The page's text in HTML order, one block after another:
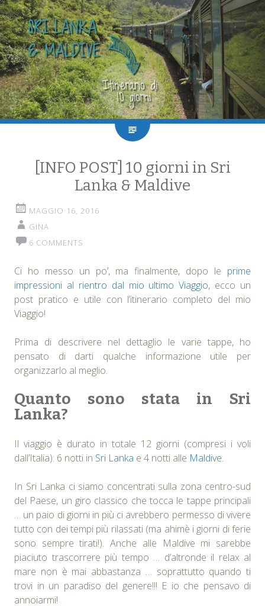
[INFO POST] 10 giorni in Sri
Lanka & Maldive
MAGGIO 16, 2016
GINA
6 COMMENTS
Ci ho messo un po’, ma finalmente, dopo le prime
impressioni al rientro dal mio ultimo Viaggio, ecco un
post pratico e utile con l’itinerario completo del mio
Viaggio!
Prima di descrivere nel dettaglio le varie tappe, ho
pensato di darti qualche informazione utile per
organizzarlo al meglio.
Quanto sono stata in Sri
Lanka?
Il viaggio è durato in totale 12 giorni (compresi i voli
dall’Italia): 6 notti in Sri Lanka e 4 notti alle Maldive.
In Sri Lanka ci siamo concentrati sulla zona centro-sud
del Paese, un giro classico che tocca le tappe principali
… un paio di giorni in più ci avrebbero permesso di vivere
tutto con dei tempi più rilassati (ma ahimè i giorni di ferie
sono sempre tirati!). Anche alle Maldive mi sarebbe
piaciuto trascorrere più tempo … d’altronde il relax al
mare non è mai abbastanza … soprattutto quando ti
trovi in un paradiso del genere!!! E io che pensavo di
annoiarmi!